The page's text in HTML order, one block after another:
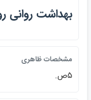
بهداشت رواني
مشخصات ظاهري
5ص.